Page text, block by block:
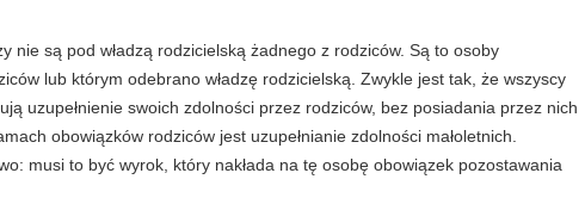
nie są pod władzą rodzicielską żadnego z rodziców. Są to osoby
lub którym odebrano władzę rodzicielską. Zwykle jest tak, że wszyscy
uzupełnienie swoich zdolności przez rodziców, bez posiadania przez nich
obowiązków rodziców jest uzupełnianie zdolności małoletnich.
musi to być wyrok, który nakłada na tę osobę obowiązek pozostawania